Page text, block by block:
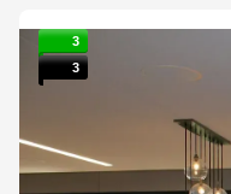
3
3